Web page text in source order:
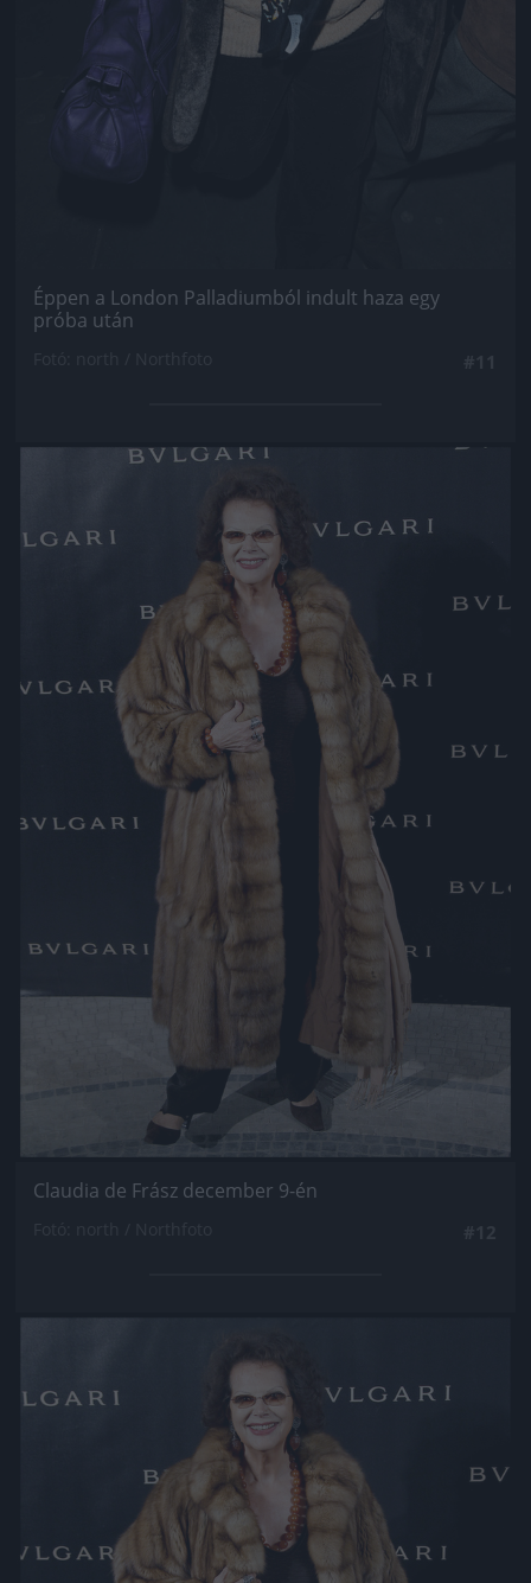
Éppen a London Palladiumból indult haza egy
próba után
Claudia de Frász december 9-én